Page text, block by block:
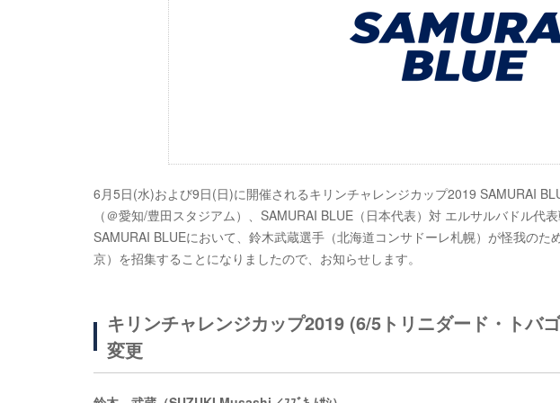
6月5日(水)および9日(日)に開催されるキリンチャレンジカップ2019 SAMURAI
（＠愛知/豊田スタジアム）、SAMURAI BLUE（日本代表）対 エルサルバドル代
SAMURAI BLUEにおいて、鈴木武蔵選手（北海道コンサドーレ札幌）が怪我の
京）を招集することになりましたので、お知らせします。
キリンチャレンジカップ2019 (6/5トリニダード・トバ
変更